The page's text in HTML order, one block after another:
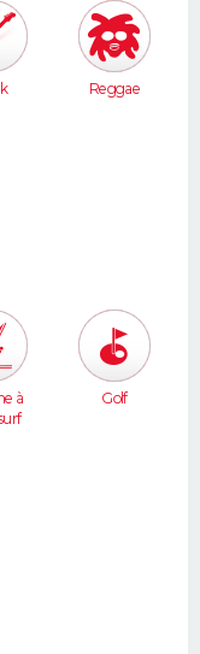
Reggae
à
Golf